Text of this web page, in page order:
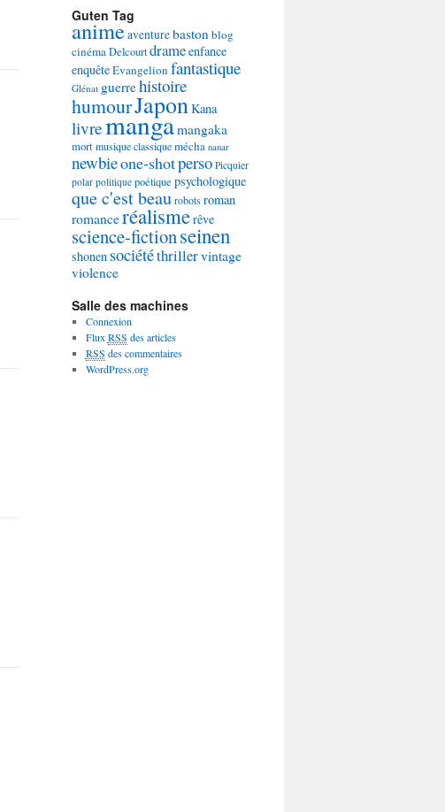
Guten Tag
animeaventurebaston blog
cinémaDelcourtdrameenfance
enquêteEvangelion fantastique
Glénat guerrehistoire
humourJapon Kana
livremangamangaka
mortmusique classiquemécha nanar
newbieone-shotperso Picquier
polar politique poétique psychologique
que c'est beaurobotsroman
romanceréalismerêve
science-fictionseinen
shonen sociététhrillervintage
violence
Salle des machines
Connexion
Flux RSS des articles
RSS des commentaires
WordPress.org